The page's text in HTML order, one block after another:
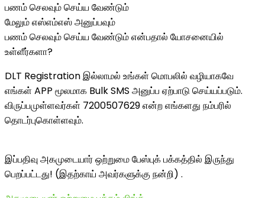
பணம் செலவும் செய்ய வேண்டும்
மேலும் எஸ்எம்எஸ் அனுப்பவும்
பணம் செலவும் செய்ய வேண்டும் என்பதால் யோசனையில்
உள்ளீர்களா?
DLT Registration இல்லாமல் உங்கள் மொபலில் வழியாகவே
எங்கள் APP மூலமாக Bulk SMS அனுப்ப ஏற்பாடு செய்யப்படும்.
விருப்பமுள்ளவர்கள் 7200507629 என்ற எங்களது நம்பரில்
தொடர்புகொள்ளவும்.
இப்பதிவு அகமுடையார் ஒற்றுமை பேஸ்புக் பக்கத்தில் இருந்து
பெறப்பட்டது! (இதற்காய் அவர்களுக்கு நன்றி) .